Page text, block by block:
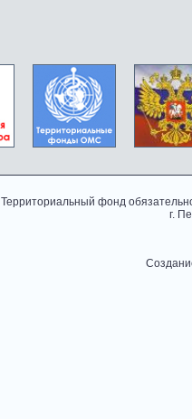
Территориальный фонд
г.